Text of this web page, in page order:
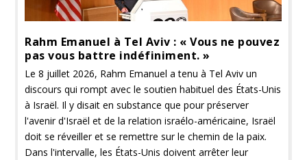
Rahm Emanuel à Tel Aviv : « Vous ne pouvez
pas vous battre indéfiniment. »
Le 8 juillet 2026, Rahm Emanuel a tenu à Tel Aviv un
discours qui rompt avec le soutien habituel des États-Unis
à Israël. Il y disait en substance que pour préserver
l'avenir d'Israël et de la relation israélo-américaine, Israël
doit se réveiller et se remettre sur le chemin de la paix.
Dans l'intervalle, les États-Unis doivent arrêter leur